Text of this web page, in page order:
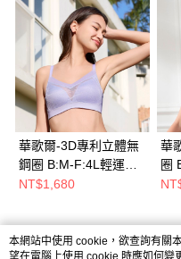
華歌爾-3D專利立體無
鋼圈 B:M-F:4L輕運動
胸罩(宇宙藍)
NT$1,680
華
圈
(酷
熱門標籤